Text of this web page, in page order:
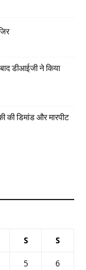
डीआईजी ने किया
की डिमांड और मारपीट
S S
5
6